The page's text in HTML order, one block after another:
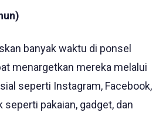
banyak waktu di ponsel
menargetkan mereka melalui
seperti Instagram, Facebook,
seperti pakaian, gadget, dan